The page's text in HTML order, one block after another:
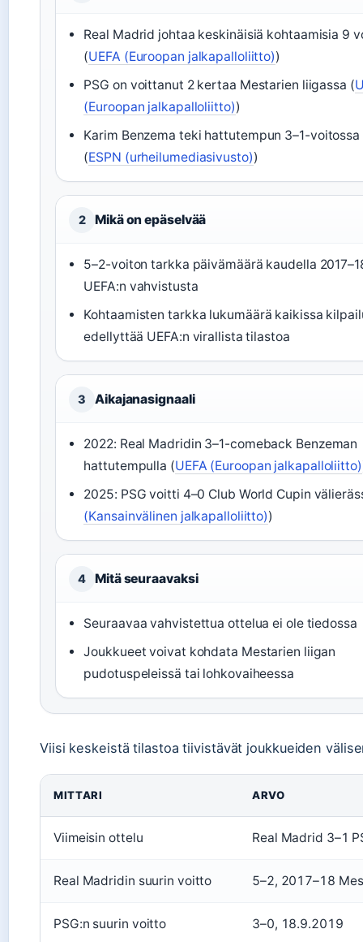
Real Madrid johtaa keskinäisiä kohtaamisia 9
(UEFA (Euroopan jalkapalloliitto))
PSG on voittanut 2 kertaa Mestarien liigassa (
(Euroopan jalkapalloliitto))
Karim Benzema teki hattutempun 3–1-
(ESPN (urheilumediasivusto))
2 Mikä on epäselvää
5–2-voiton tarkka päivämäärä kaudella
UEFA:n vahvistusta
Kohtaamisten tarkka lukumäärä kaikissa
edellyttää UEFA:n virallista tilastoa
3 Aikajanasignaali
2022: Real Madridin 3–1-comeback Benzeman
hattutempulla (UEFA (Euroopan jalkapalloliitto)
2025: PSG voitti 4–0 Club World Cupin
(Kansainvälinen jalkapalloliitto))
4 Mitä seuraavaksi
Seuraavaa vahvistettua ottelua ei ole tiedossa
Joukkueet voivat kohdata Mestarien liigan
pudotuspeleissä tai lohkovaiheessa
Viisi keskeistä tilastoa tiivistävät joukkueiden
MITTARI ARVO
Viimeisin ottelu Real Madrid 3–1
Real Madridin suurin voitto 5–2, 2017–18
PSG:n suurin voitto 3–0, 18.9.2019